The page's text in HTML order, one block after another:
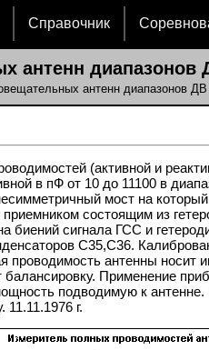
Справочник
антенн диапазонов
антенн диапазонов
(активной и
в пФ от 10 до 11100 в
мост на
состоящим из
биений сигнала ГСС и
C35,C36.
проводимость антенны
Применение
подводимую к
г.